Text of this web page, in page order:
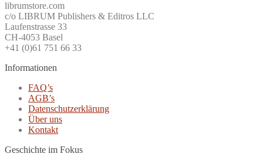
librumstore.com
c/o LIBRUM Publishers & Editros LLC
Laufenstrasse 33
CH-4053 Basel
+41 (0)61 751 66 33
Informationen
FAQ’s
AGB’s
Datenschutzerklärung
Über uns
Kontakt
Geschichte im Fokus